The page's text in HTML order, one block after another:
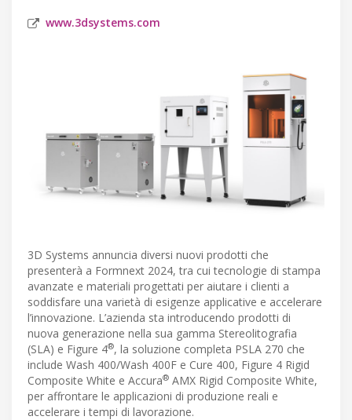
www.3dsystems.com
3D Systems annuncia diversi nuovi prodotti che
presenterà a Formnext 2024, tra cui tecnologie di stampa
avanzate e materiali progettati per aiutare i clienti a
soddisfare una varietà di esigenze applicative e accelerare
l’innovazione. L’azienda sta introducendo prodotti di
nuova generazione nella sua gamma Stereolitografia
(SLA) e Figure 4®, la soluzione completa PSLA 270 che
include Wash 400/Wash 400F e Cure 400, Figure 4 Rigid
Composite White e Accura® AMX Rigid Composite White,
per affrontare le applicazioni di produzione reali e
accelerare i tempi di lavorazione.